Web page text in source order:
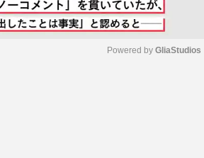
Powered by GliaStudios